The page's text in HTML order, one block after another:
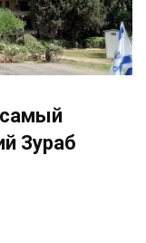
Зураб